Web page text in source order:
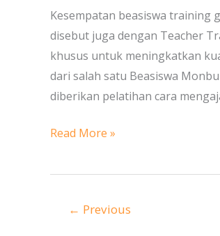
Kesempatan beasiswa training
disebut juga dengan Teacher
khusus untuk meningkatkan
dari salah satu Beasiswa
diberikan pelatihan cara
ke
Jepang
2017
(SD,
SMP,
Read More »
← Previous